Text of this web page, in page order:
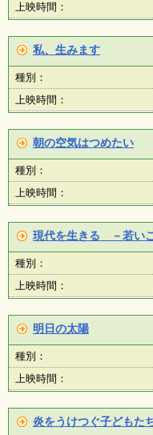
メ
ル
マ
ガ
録
よ
く
あ
る
ご
質
講
師
・
ン
ス
ト
ラ
ク
タ
上映時間：
私、生みます
種別：
上映時間：
朝の空気はつめたい
種別：
上映時間：
現代を生きる －若い
種別：
上映時間：
明日の太陽
種別：
上映時間：
炎をうけつぐ子どもた